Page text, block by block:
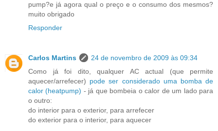
pump?e já agora qual o preço e o consumo dos mesmos?
muito obrigado
Responder
Carlos Martins
24 de novembro de 2009 às 09:34
Como já foi dito, qualquer AC actual (que permite
aquecer/arrefecer) pode ser considerado uma bomba de
calor (heatpump) - já que bombeia o calor de um lado para
o outro:
do interior para o exterior, para arrefecer
do exterior para o interior, para aquecer